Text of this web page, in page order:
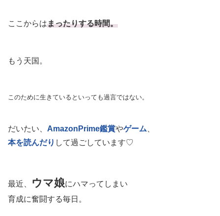
ここからはまったりする時間。
もう天国。
このために生きているといっても過言ではない。
だいたい、 AmazonPrime鑑賞やゲーム
本を読んだり して過ごしています♡
最近、 ウマ娘にハマってしまい
育成に奮闘する毎日。